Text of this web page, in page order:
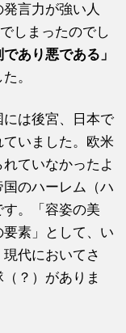
言力が強い人
しまったのでし
あり悪である」
。
は後宮、日本で
いました。欧米
ていなかったよ
のハーレム（ハ
。「容姿の美
素」として、い
代においてさ
？）がありま